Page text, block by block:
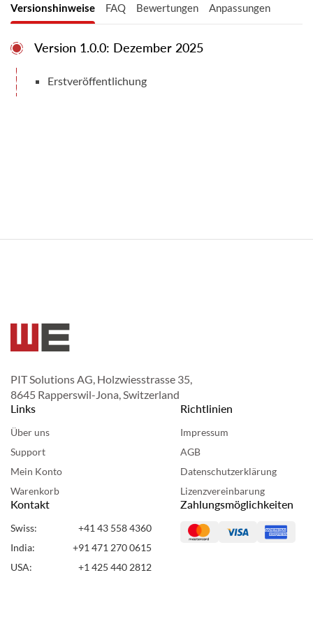
telefonischen Support anbieten können und
dass unser MS Teams- oder E-Mail-Support nur
Versionshinweise
Version 1.0.0: Dezember 2025
Erstveröffentlichung
FAQ Bewertungen Anpassungen
PIT Solutions AG, Holzwiesstrasse 35,
8645 Rapperswil-Jona, Switzerland
Links
Über uns
Support
Mein Konto
Warenkorb
Richtlinien
Impressum
AGB
Datenschutzerklärung
Lizenzvereinbarung
Kontakt
Swiss:
+41 43 558 4360
India:
+91 471 270 0615
USA:
+1 425 440 2812
Zahlungsmöglichkeiten